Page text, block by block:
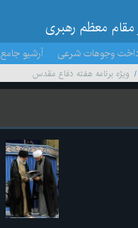
مقام معظم رهبری
وجوهات شرعی آرشیو جامع
ویژه برنامه هفته دفاع مقدس